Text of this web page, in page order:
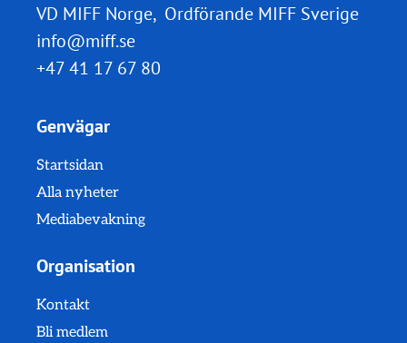
VD MIFF Norge, Ordförande MIFF Sverige
info@miff.se
+47 41 17 67 80
Genvägar
Startsidan
Alla nyheter
Mediabevakning
Organisation
Kontakt
Bli medlem